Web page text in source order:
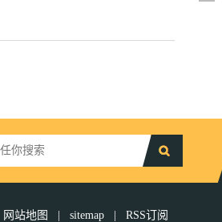
网站地图 | sitemap | RSS订阅